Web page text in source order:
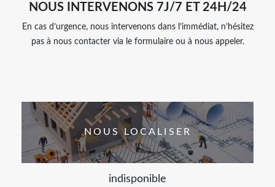
NOUS INTERVENONS 7J/7 ET 24H/24
En cas d’urgence, nous intervenons dans l’immédiat, n’hésitez
pas à nous contacter via le formulaire ou à nous appeler.
NOUS LOCALISER
indisponible